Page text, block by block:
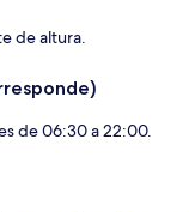
de altura.
de 06:30 a 22:00.